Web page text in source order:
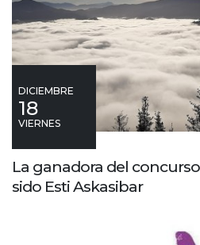
DICIEMBRE
18
VIERNES
La ganadora del
sido Esti Askasibar